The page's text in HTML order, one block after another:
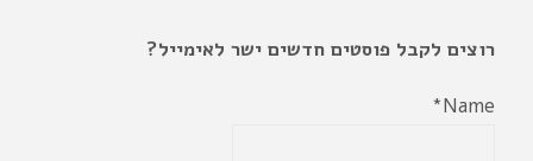
רוצים לקבל פוסטים חדשים ישר לאימייל?
Name*